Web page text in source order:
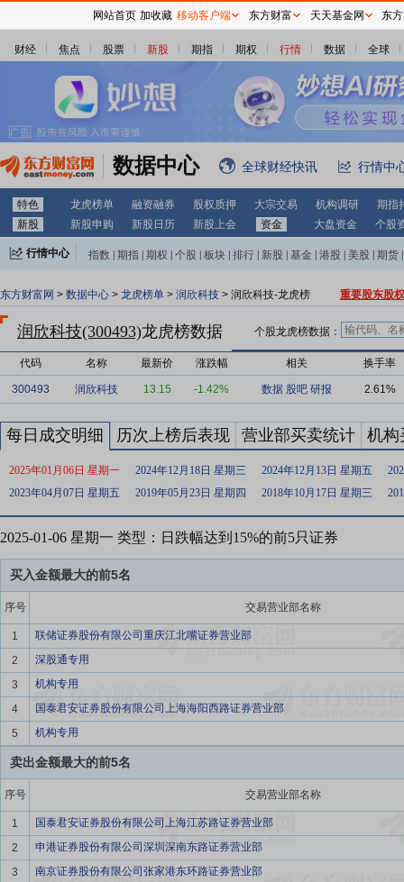
财经 焦点 股票 新股 期指 期权 行情 数据 全球
数据中心 全球财经快讯 行情中
特色 龙虎榜单 融资融券 股权质押 大宗交易 机构调研
期指
新股
新股申购 新股日历 新股上会 资金 大盘资金 个股
行情中心 指数 期指 期权 个股 板块 排行 新股 基金 港股 美股 期货
东方财富网 > 数据中心 > 龙虎榜单 > 润欣科技 > 润欣科技-龙虎榜 重要股东股
润欣科技(300493)龙虎榜数据 个股龙虎榜数据：
代码 名称 最新价 涨跌幅 相关 换手率
300493 润欣科技 13.15 -1.42% 数据 股吧 研报 2.61%
每日成交明细 历次上榜后表现 营业部买卖统计 机构
2025年01月06日 星期一 2024年12月18日 星期三 2024年12月13日 星期五
2023年04月07日 星期五
2019年05月23日 星期四 2018年10月17日 星期三
2025-01-06 星期一 类型：日跌幅达到15%的前5只证券
买入金额最大的前5名
序号 交易营业部名称
1
联储证券股份有限公司重庆江北嘴证券营业部
2
深股通专用
3
机构专用
4
国泰君安证券股份有限公司上海海阳西路证券营业部
5
机构专用
卖出金额最大的前5名
序号 交易营业部名称
1
国泰君安证券股份有限公司上海江苏路证券营业部
2
申港证券股份有限公司深圳深南东路证券营业部
3
南京证券股份有限公司张家港东环路证券营业部
网站首页 加收藏 移动客户端 东方财富 天天基金网 东